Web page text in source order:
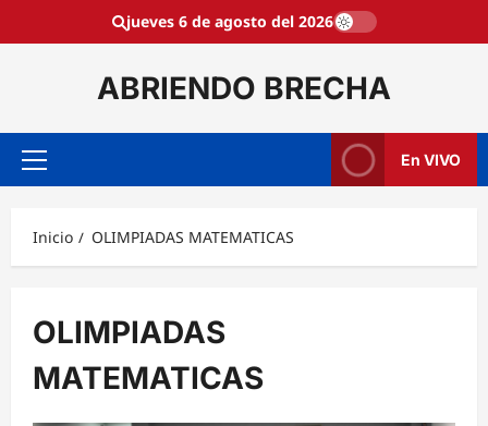
jueves 6 de agosto del 2026
ABRIENDO BRECHA
Menú
En VIVO
Inicio OLIMPIADAS MATEMATICAS
OLIMPIADAS
MATEMATICAS